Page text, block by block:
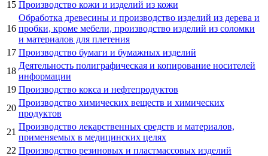
15 Производство кожи и изделий из кожи
16
Обработка древесины и производство изделий из дерева и
пробки, кроме мебели, производство изделий из соломки
и материалов для плетения
17 Производство бумаги и бумажных изделий
18
Деятельность полиграфическая и копирование носителей
информации
19 Производство кокса и нефтепродуктов
20
Производство химических веществ и химических
продуктов
21
Производство лекарственных средств и материалов,
применяемых в медицинских целях
22 Производство резиновых и пластмассовых изделий